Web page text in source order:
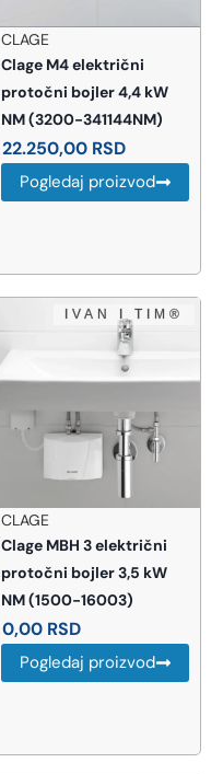
CLAGE
Clage M4 električni
protočni bojler 4,4 kW
NM (3200-341144NM)
22.250,00 RSD
Pogledaj proizvod
CLAGE
Clage MBH 3 električni
protočni bojler 3,5 kW
NM (1500-16003)
0,00 RSD
Pogledaj proizvod